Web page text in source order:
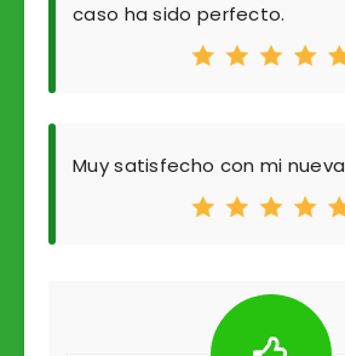
caso ha sido perfecto.
Muy satisfecho con mi